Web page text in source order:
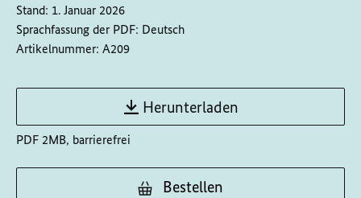
Stand: 1. Januar 2026
Sprachfassung der PDF: Deutsch
Artikelnummer: A209
Herunterladen
PDF 2MB, barrierefrei
Bestellen